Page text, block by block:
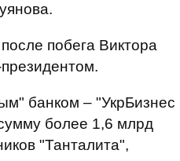
побега Виктора
банком – "УкрБизнес
более 1,6 млрд
"Танталита",